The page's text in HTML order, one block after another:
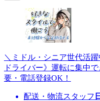
＼ミドル・シニア世代活
ドライバー》運転に集中
要・電話登録OK！
配送・物流スタッフ